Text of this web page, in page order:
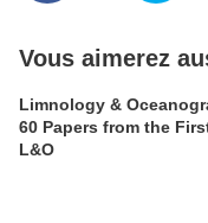
Vous aimerez
Limnology &
60 Papers from the
L&O